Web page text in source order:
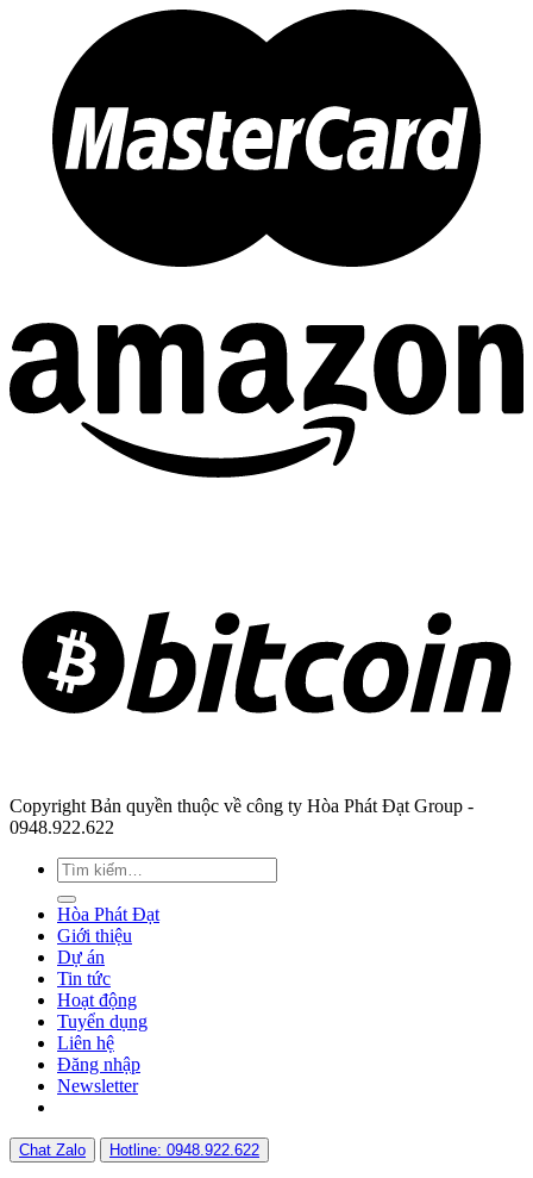
Copyright Bản quyền thuộc về công ty Hòa Phát Đạt Group -
0948.922.622
Hòa Phát Đạt
Giới thiệu
Dự án
Tin tức
Hoạt động
Tuyển dụng
Liên hệ
Đăng nhập
Newsletter
Chat Zalo Hotline: 0948.922.622